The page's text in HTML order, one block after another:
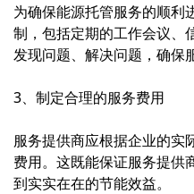
为确保能源托管服务的顺利
制，包括定期的工作会议、
发现问题、解决问题，确保
3、制定合理的服务费用
服务提供商应根据企业的实
费用。这既能保证服务提供
到实实在在的节能效益。